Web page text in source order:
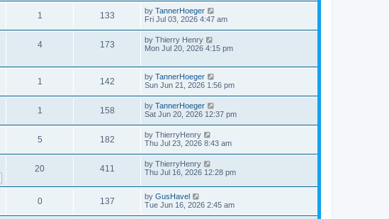
1 133 by TannerHoeger
Fri Jul 03, 2026 4:47 am
4 173 by Thierry Henry
Mon Jul 20, 2026 4:15 pm
1 142 by TannerHoeger
Sun Jun 21, 2026 1:56 pm
1 158 by TannerHoeger
Sat Jun 20, 2026 12:37 pm
5 182 by ThierryHenry
Thu Jul 23, 2026 8:43 am
20 411 by ThierryHenry
Thu Jul 16, 2026 12:28 pm
0 137 by GusHavel
Tue Jun 16, 2026 2:45 am